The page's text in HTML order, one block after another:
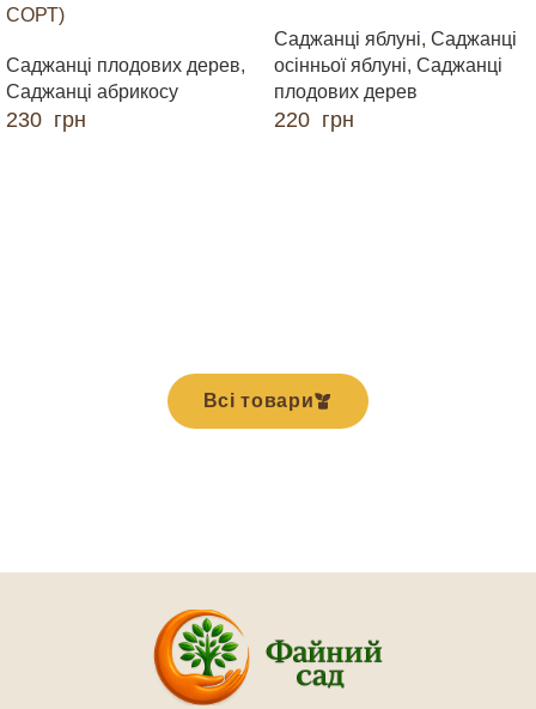
СОРТ)
Саджанці плодових дерев,
Саджанці абрикосу
230 грн
Саджанці яблуні, Саджанці
осінньої яблуні, Саджанці
плодових дерев
220 грн
Всі товари